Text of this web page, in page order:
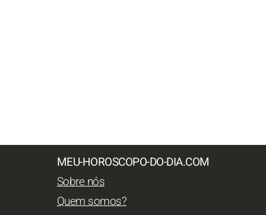
MEU-HOROSCOPO-DO-DIA.COM
Sobre nós
Quem somos?